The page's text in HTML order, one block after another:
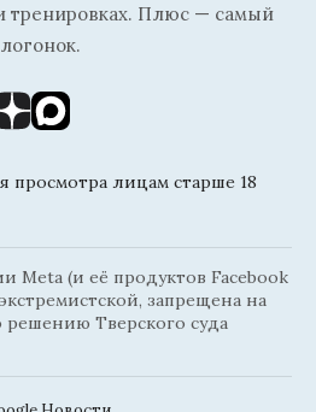
тренировках. Плюс — самый
просмотра лицам старше 18
Meta (и её продуктов Facebook
запрещена на
Тверского суда